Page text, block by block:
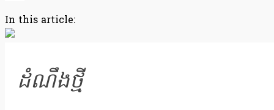
Link
In this article:
ដំណឹងថ្មី